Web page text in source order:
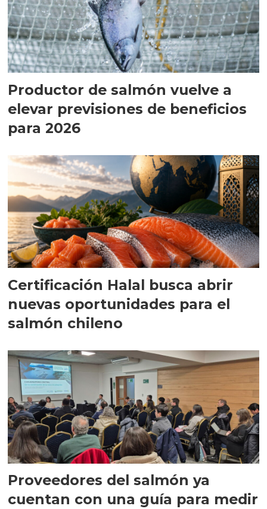
Productor de salmón vuelve a
elevar previsiones de beneficios
para 2026
Certificación Halal busca abrir
nuevas oportunidades para el
salmón chileno
Proveedores del salmón ya
cuentan con una guía para medir